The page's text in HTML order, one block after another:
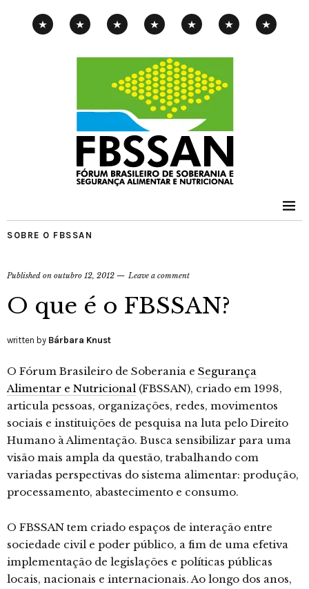
SOBRE O FBSSAN
Published on outubro 12, 2012 Leave a comment
O que é o FBSSAN?
written by Bárbara Knust
O Fórum Brasileiro de Soberania e Segurança
Alimentar e Nutricional (FBSSAN), criado em 1998,
articula pessoas, organizações, redes, movimentos
sociais e instituições de pesquisa na luta pelo Direito
Humano à Alimentação. Busca sensibilizar para uma
visão mais ampla da questão, trabalhando com
variadas perspectivas do sistema alimentar: produção,
processamento, abastecimento e consumo.
O FBSSAN tem criado espaços de interação entre
sociedade civil e poder público, a fim de uma efetiva
implementação de legislações e políticas públicas
locais, nacionais e internacionais. Ao longo dos anos,